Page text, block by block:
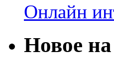
Онлайн
Новое на